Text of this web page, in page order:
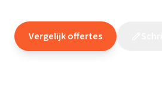
Vergelijk offertes